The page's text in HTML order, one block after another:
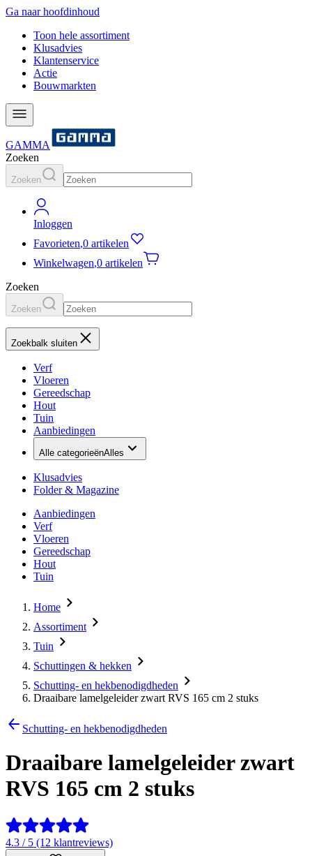
Ga naar hoofdinhoud
Toon hele assortiment
Klusadvies
Klantenservice
Actie
Bouwmarkten
GAMMA
Zoeken
Zoeken
Inloggen
Favorieten,0 artikelen
Winkelwagen,0 artikelen
Zoeken
Zoeken
Zoekbalk sluiten
Verf
Vloeren
Gereedschap
Hout
Tuin
Aanbiedingen
Alle categorieënAlles
Klusadvies
Folder & Magazine
Aanbiedingen
Verf
Vloeren
Gereedschap
Hout
Tuin
Home
Assortiment
Tuin
Schuttingen & hekken
Schutting- en hekbenodigdheden
Draaibare lamelgeleider zwart RVS 165 cm 2 stuks
Schutting- en hekbenodigdheden
Draaibare lamelgeleider zwart
RVS 165 cm 2 stuks
4.3 / 5 (12 klantreviews)